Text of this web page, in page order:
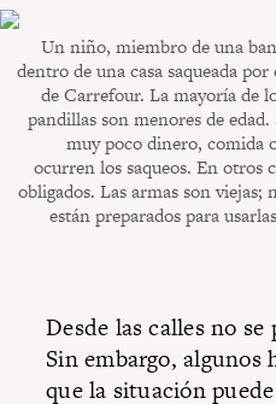
Un niño, miembro de una
dentro de una casa saqueada
de Carrefour. La mayoría de
pandillas son menores de
muy poco dinero, comida
ocurren los saqueos. En otros
obligados. Las armas son
están preparados para
Desde las calles no
Sin embargo,
que la situación